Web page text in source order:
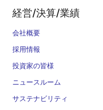
経営/決算/業績
会社概要
採用情報
投資家の皆様
ニュースルーム
サステナビリティ